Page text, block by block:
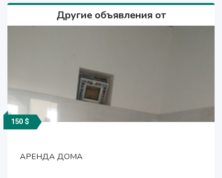
Другие объявления от
150 $
150 $
150 $
АРЕНДА ДОМА